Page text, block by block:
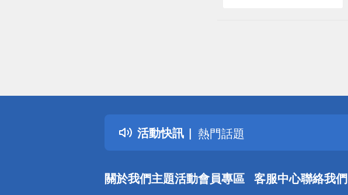
活動快訊
詐騙網頁！請小心！
得獎公告
熱門話題
銀行優惠
詐騙網頁！請小心！
關於我們主題活動會員專區 客服中心聯絡我們